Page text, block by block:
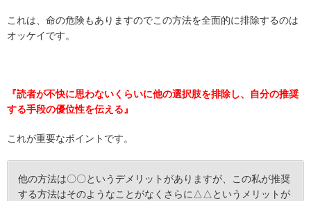
これは、命の危険もありますのでこの方法を全面的に排除するのは
オッケイです。
『読者が不快に思わないくらいに他の選択肢を排除し、自分の推奨
する手段の優位性を伝える』
これが重要なポイントです。
他の方法は〇〇というデメリットがありますが、この私が推奨
する方法はそのようなことがなくさらに△△というメリットが